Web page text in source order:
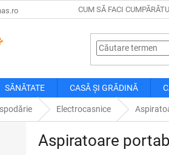
CUM SĂ FACI
SĂNĂTATE CASĂ ȘI GRĂDINĂ
Electrocasnice
Aspiratoare